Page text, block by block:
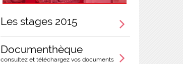
Les stages 2015
Documenthèque
consultez et téléchargez vos documents